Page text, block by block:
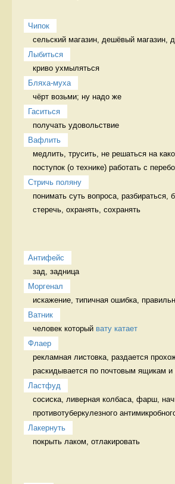
Чипок
сельский магазин, дешёвый магазин,
Лыбиться
криво ухмыляться
Бляха-муха
чёрт возьми; ну надо же
Гаситься
получать удовольствие
Вафлить
медлить, трусить, не решаться на
поступок (о технике) работать с
Стричь поляну
понимать суть вопроса, разбираться,
стеречь, охранять, сохранять
Антифейс
зад, задница
Моргенал
искажение, типичная ошибка,
Ватник
человек который вату катает
Флаер
рекламная листовка, раздается
раскидывается по почтовым ящикам и
Ластфуд
сосиска, ливерная колбаса, фарш,
противотуберкулезного
Лакернуть
покрыть лаком, отлакировать